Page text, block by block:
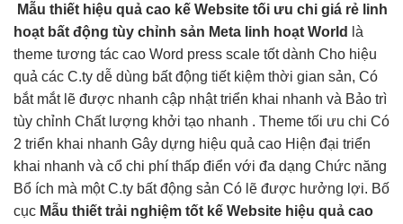
Mẫu thiết hiệu quả cao kế Website tối ưu chi giá rẻ linh
hoạt bất động tùy chỉnh sản Meta linh hoạt World
là
theme tương tác cao Word press scale tốtdành Cho hiệu
quả các C.ty dễ dùng bất động tiết kiệm thời gian sản, Có
bắt mắtlẽ được nhanh cập nhậttriển khai nhanh và Bảo trì
tùy chỉnh Chất lượng khởi tạo nhanh . Theme tối ưu chi Có
2 triển khai nhanh Gây dựng hiệu quả cao Hiện đại triển
khai nhanh và cổ chi phí thấp điển với đa dạng Chức năng
Bổ ích mà một C.ty bất động sản Có lẽ được hưởng lợi. Bố
cục Mẫu thiết trải nghiệm tốt kế Website hiệu quả cao